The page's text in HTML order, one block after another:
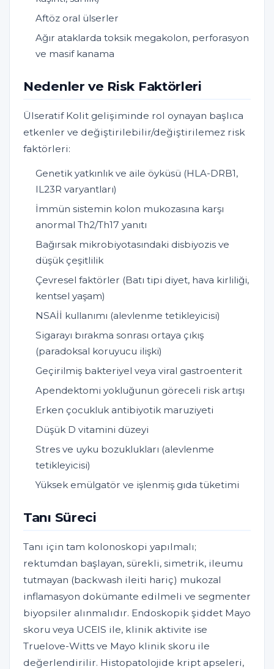
Aftöz oral ülserler
Ağır ataklarda toksik megakolon, perforasyon
ve masif kanama
Nedenler ve Risk Faktörleri
Ülseratif Kolit gelişiminde rol oynayan başlıca
etkenler ve değiştirilebilir/değiştirilemez risk
faktörleri:
Genetik yatkınlık ve aile öyküsü (HLA-DRB1,
IL23R varyantları)
İmmün sistemin kolon mukozasına karşı
anormal Th2/Th17 yanıtı
Bağırsak mikrobiyotasındaki disbiyozis ve
düşük çeşitlilik
Çevresel faktörler (Batı tipi diyet, hava kirliliği,
kentsel yaşam)
NSAİİ kullanımı (alevlenme tetikleyicisi)
Sigarayı bırakma sonrası ortaya çıkış
(paradoksal koruyucu ilişki)
Geçirilmiş bakteriyel veya viral gastroenterit
Apendektomi yokluğunun göreceli risk artışı
Erken çocukluk antibiyotik maruziyeti
Düşük D vitamini düzeyi
Stres ve uyku bozuklukları (alevlenme
tetikleyicisi)
Yüksek emülgatör ve işlenmiş gıda tüketimi
Tanı Süreci
Tanı için tam kolonoskopi yapılmalı;
rektumdan başlayan, sürekli, simetrik, ileumu
tutmayan (backwash ileiti hariç) mukozal
inflamasyon dokümante edilmeli ve segmenter
biyopsiler alınmalıdır. Endoskopik şiddet Mayo
skoru veya UCEIS ile, klinik aktivite ise
Truelove-Witts ve Mayo klinik skoru ile
değerlendirilir. Histopatolojide kript apseleri,